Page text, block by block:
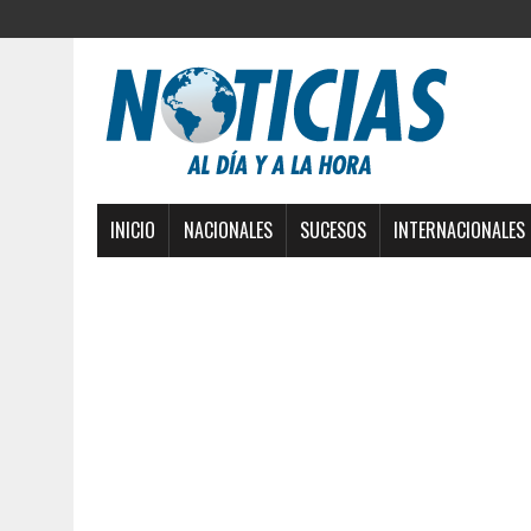
INICIO NACIONALES SUCESOS INTERNACIONALES